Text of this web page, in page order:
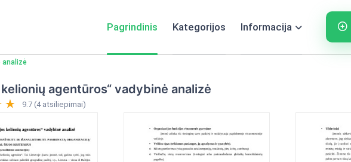
Pagrindinis Kategorijos Informacija
analizė
agentūros“ vadybinė analizė
9.7 (4 atsiliepimai)